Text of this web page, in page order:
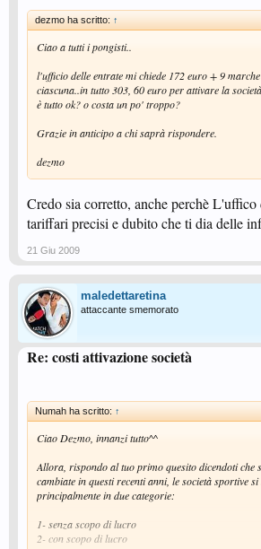
dezmo ha scritto: ↑
Ciao a tutti i pongisti..
l'ufficio delle entrate mi chiede 172 euro + 9
ciascuna..in tutto 303, 60 euro per attivare la
è tutto ok? o costa un po' troppo?
Grazie in anticipo a chi saprà rispondere.
dezmo
Credo sia corretto, anche perchè L'uffico
tariffari precisi e dubito che ti dia delle
21 Giu 2009
maledettaretina
attaccante smemorato
Re: costi attivazione società
Numah ha scritto: ↑
Ciao Dezmo, innanzi tutto^^
Allora, rispondo al tuo primo quesito dicendoti che
cambiate in questi recenti anni, le società sportive
principalmente in due categorie:
1- senza scopo di lucro
2- con scopo di lucro